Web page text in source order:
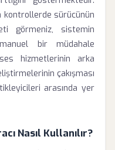
kontrollerde sürücünün
görmeniz, sistemin
manuel bir müdahale
hizmetlerinin arka
çakışması
arasında yer
Nasıl Kullanılır?